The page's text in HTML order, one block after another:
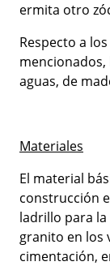
ermita otro
Respecto a
aguas, de
Materiales
El material
construcción
ladrillo para
granito en los
cimentación,